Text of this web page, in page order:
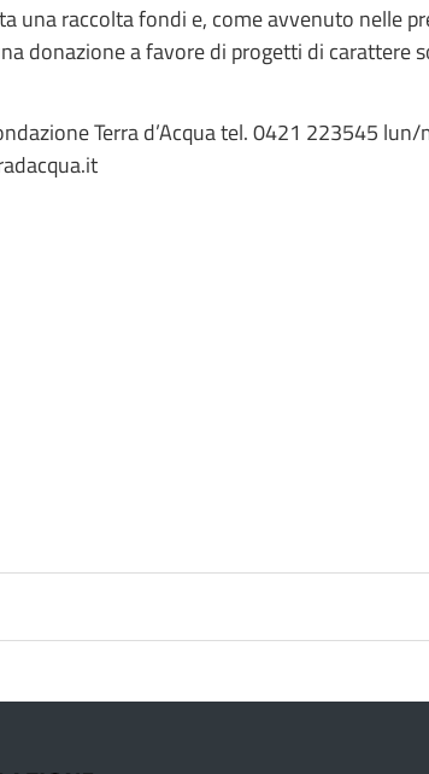
una raccolta fondi e, come avvenuto nelle
donazione a favore di progetti di carattere
Terra d’Acqua tel. 0421 223545